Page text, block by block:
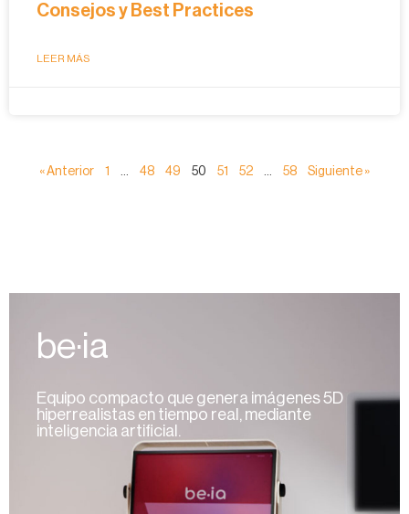
Consejos y Best Practices
LEER MÁS
« Anterior 1 … 48 49 50 51 52 … 58 Siguiente »
be·ia
Equipo compacto que genera imágenes 5D
hiperrealistas en tiempo real, mediante
inteligencia artificial.